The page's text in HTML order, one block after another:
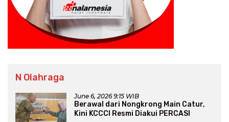
N Olahraga
June 6, 2026 9:15 WIB
Berawal dari Nongkrong Main Catur,
Kini KCCCI Resmi Diakui PERCASI